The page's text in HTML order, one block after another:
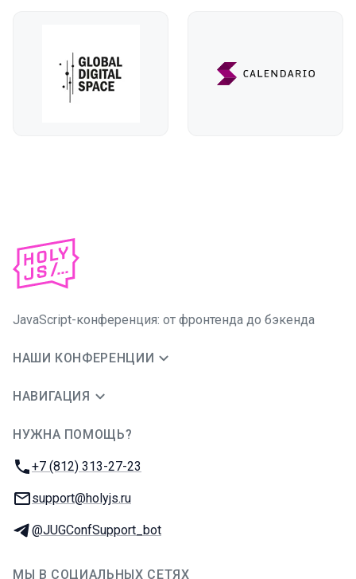
JavaScript-конференция: от фронтенда до бэкенда
НАШИ КОНФЕРЕНЦИИ
НАВИГАЦИЯ
НУЖНА ПОМОЩЬ?
Телефон:
+7 (812) 313-27-23
E-mail:
support@holyjs.ru
Телеграм:
@JUGConfSupport_bot
МЫ В СОЦИАЛЬНЫХ СЕТЯХ